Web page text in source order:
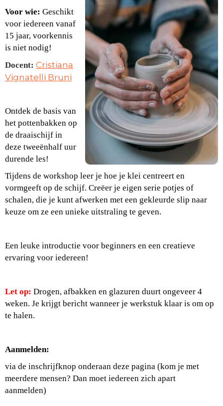
Voor wie: Geschikt
voor iedereen vanaf
15 jaar, voorkennis
is niet nodig!
Docent: Cristiana
Vignatelli Bruni
Ontdek de basis van
het pottenbakken op
de draaischijf in
deze tweeënhalf uur
durende les!
Tijdens de workshop leer je hoe je klei centreert en
vormgeeft op de schijf. Creëer je eigen serie potjes of
schalen, die je kunt afwerken met een gekleurde slip naar
keuze om ze een unieke uitstraling te geven.
Een leuke introductie voor beginners en een creatieve
ervaring voor iedereen!
Let op: Drogen, afbakken en glazuren duurt ongeveer 4
weken. Je krijgt bericht wanneer je werkstuk klaar is om op
te halen.
Aanmelden:
via de inschrijfknop onderaan deze pagina (kom je met
meerdere mensen? Dan moet iedereen zich apart
aanmelden)